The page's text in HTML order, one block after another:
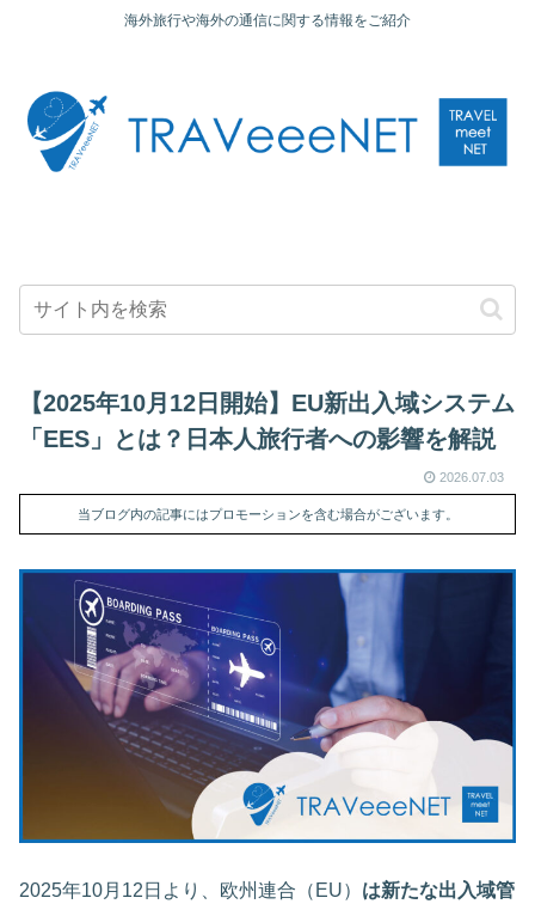
海外旅行や海外の通信に関する情報をご紹介
【2025年10月12日開始】EU新出入域システム
「EES」とは？日本人旅行者への影響を解説
2026.07.03
当ブログ内の記事にはプロモーションを含む場合がございます。
2025年10月12日より、欧州連合（EU） は新たな出入域管